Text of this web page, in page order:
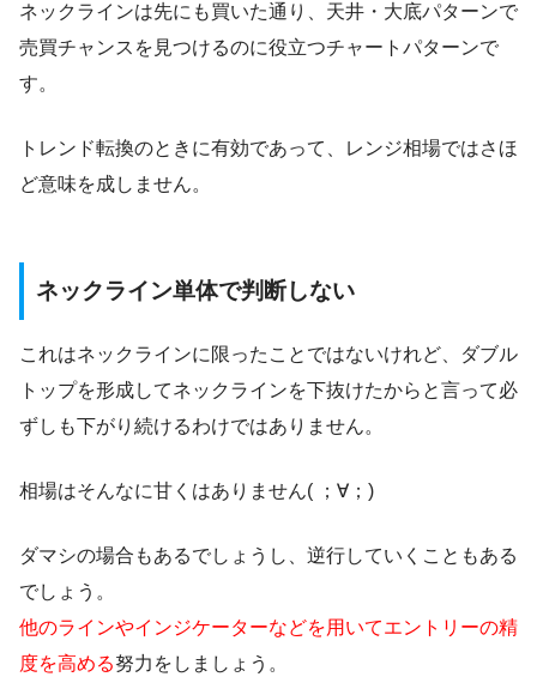
ネックラインは先にも買いた通り、天井・大底パターンで
売買チャンスを見つけるのに役立つチャートパターンで
す。
トレンド転換のときに有効であって、レンジ相場ではさほ
ど意味を成しません。
ネックライン単体で判断しない
これはネックラインに限ったことではないけれど、ダブル
トップを形成してネックラインを下抜けたからと言って必
ずしも下がり続けるわけではありません。
相場はそんなに甘くはありません( ；∀；)
ダマシの場合もあるでしょうし、逆行していくこともある
でしょう。
他のラインやインジケーターなどを用いてエントリーの精
度を高める努力をしましょう。